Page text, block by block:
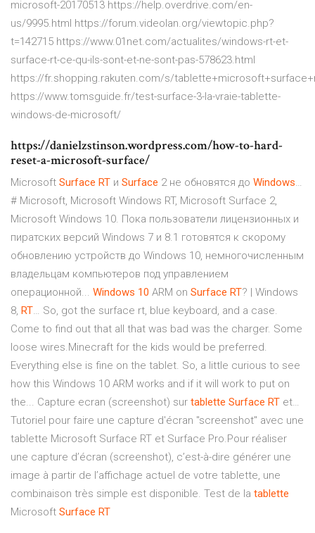
microsoft-20170513 https://help.overdrive.com/en-
us/9995.html https://forum.videolan.org/viewtopic.php?
t=142715 https://www.01net.com/actualites/windows-rt-et-
surface-rt-ce-qu-ils-sont-et-ne-sont-pas-578623.html
https://fr.shopping.rakuten.com/s/
https://www.tomsguide.fr/test-surface-3-la-vraie-tablette-
windows-de-microsoft/
https://danielzstinson.wordpress.com/how-to-hard-
reset-a-microsoft-surface/
Microsoft Surface RT и Surface 2 не обновятся до Windows…
# Microsoft, Microsoft Windows RT, Microsoft Surface 2,
Microsoft Windows 10. Пока пользователи лицензионных и
пиратских версий Windows 7 и 8.1 готовятся к скорому
обновлению устройств до Windows 10, немногочисленным
владельцам компьютеров под управлением
операционной... Windows 10 ARM on Surface RT? | Windows
8, RT… So, got the surface rt, blue keyboard, and a case.
Come to find out that all that was bad was the charger. Some
loose wires.Minecraft for the kids would be preferred.
Everything else is fine on the tablet. So, a little curious to see
how this Windows 10 ARM works and if it will work to put on
the... Capture ecran (screenshot) sur tablette Surface RT et…
Tutoriel pour faire une capture d'écran "screenshot" avec une
tablette Microsoft Surface RT et Surface Pro.Pour réaliser
une capture d’écran (screenshot), c’est-à-dire générer une
image à partir de l’affichage actuel de votre tablette, une
combinaison très simple est disponible. Test de la tablette
Microsoft Surface RT